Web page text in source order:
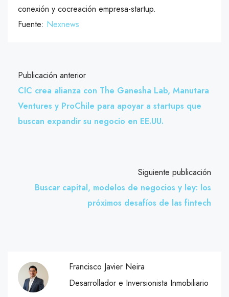
conexión y cocreación empresa-startup.
Fuente: Nexnews
Publicación anterior
CIC crea alianza con The Ganesha Lab, Manutara
Ventures y ProChile para apoyar a startups que
buscan expandir su negocio en EE.UU.
Siguiente publicación
Buscar capital, modelos de negocios y ley: los
próximos desafíos de las fintech
Francisco Javier Neira
Desarrollador e Inversionista Inmobiliario